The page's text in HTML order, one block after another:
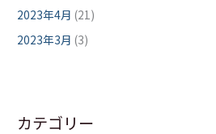
2023年4月 (21)
2023年3月 (3)
カテゴリー